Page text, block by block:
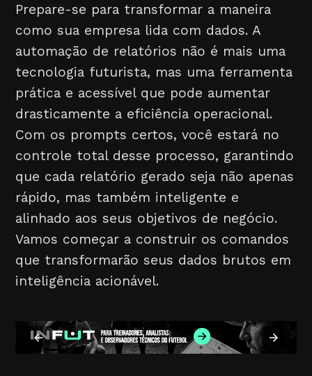
Prepare-se para transformar a maneira
como sua empresa lida com dados. A
automação de relatórios não é mais uma
tecnologia futurista, mas uma ferramenta
prática e acessível que pode aumentar
drasticamente a eficiência operacional.
Com os prompts certos, você estará no
controle total desse processo, garantindo
que cada relatório gerado seja não apenas
rápido, mas também inteligente e
alinhado aos seus objetivos de negócio.
Vamos começar a construir os comandos
que transformarão seus dados brutos em
inteligência acionável.